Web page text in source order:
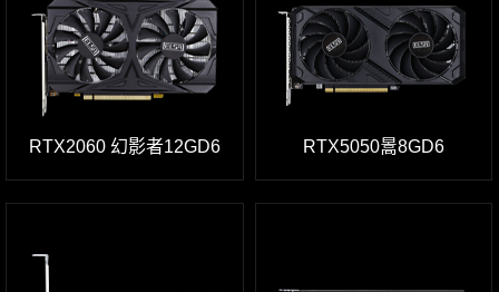
RTX2060 幻影者12GD6 RTX5050暠8GD6